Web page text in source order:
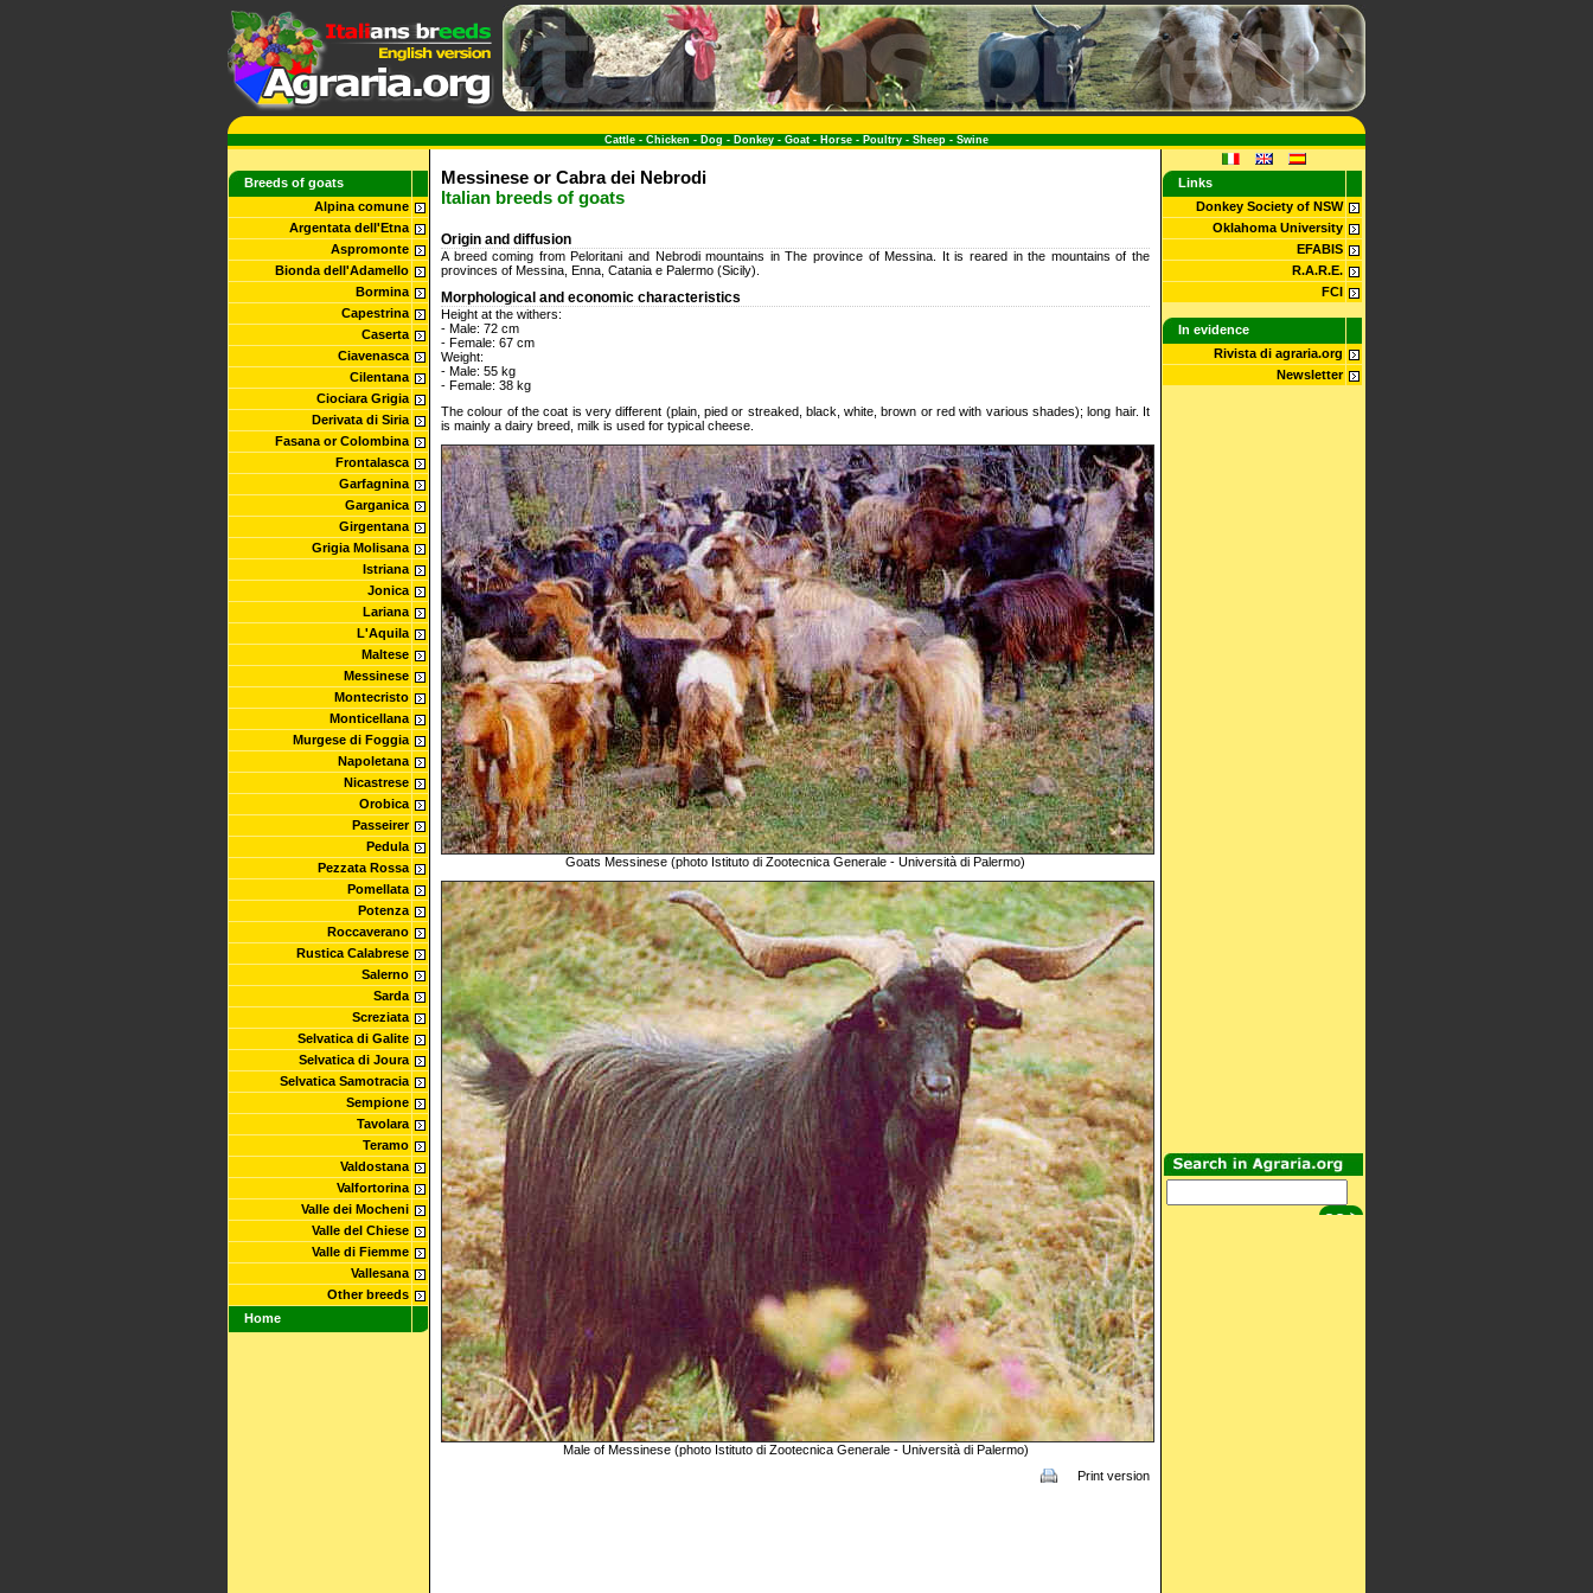
Cattle - Chicken - Dog - Donkey - Goat - Horse - Poultry - Sheep - Swine
Breeds of goats
Alpina comune
Argentata dell'Etna
Aspromonte
Bionda dell'Adamello
Bormina
Capestrina
Caserta
Ciavenasca
Cilentana
Ciociara Grigia
Derivata di Siria
Fasana or Colombina
Frontalasca
Garfagnina
Garganica
Girgentana
Grigia Molisana
Istriana
Jonica
Lariana
L'Aquila
Maltese
Messinese
Montecristo
Monticellana
Murgese di Foggia
Napoletana
Nicastrese
Orobica
Passeirer
Pedula
Pezzata Rossa
Pomellata
Potenza
Roccaverano
Rustica Calabrese
Salerno
Sarda
Screziata
Selvatica di Galite
Selvatica di Joura
Selvatica Samotracia
Sempione
Tavolara
Teramo
Valdostana
Valfortorina
Valle dei Mocheni
Valle del Chiese
Valle di Fiemme
Vallesana
Other breeds
Home
Messinese or Cabra dei Nebrodi
Italian breeds of goats
Origin and diffusion
A breed coming from Peloritani and Nebrodi mountains in The province of Messina. It is reared in the mountains of the
provinces of Messina, Enna, Catania e Palermo (Sicily).
Morphological and economic characteristics
Height at the withers:
- Male: 72 cm
- Female: 67 cm
Weight:
- Male: 55 kg
- Female: 38 kg
The colour of the coat is very different (plain, pied or streaked, black, white, brown or red with various shades); long hair. It
is mainly a dairy breed, milk is used for typical cheese.
Goats Messinese (photo Istituto di Zootecnica Generale - Università di Palermo)
Male of Messinese (photo Istituto di Zootecnica Generale - Università di Palermo)
Print version
Links
Donkey Society of NSW
Oklahoma University
EFABIS
R.A.R.E.
FCI
In evidence
Rivista di agraria.org
Newsletter